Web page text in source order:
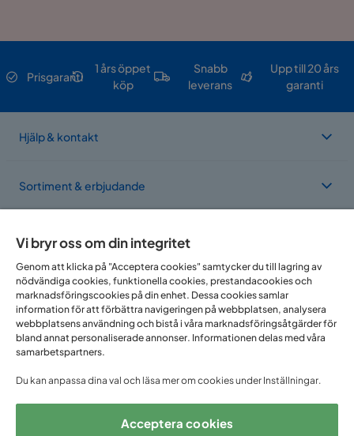
Prisgaranti
1 års öppet
köp
Snabb
leverans
Upp till 20 års
garanti
Hjälp & kontakt
Sortiment & erbjudande
Om Trademax
Vi finns i flera länder
Vi bryr oss om din integritet
Genom att klicka på "Acceptera cookies" samtycker du till lagring av
nödvändiga cookies, funktionella cookies, prestandacookies och
marknadsföringscookies på din enhet. Dessa cookies samlar
information för att förbättra navigeringen på webbplatsen, analysera
webbplatsens användning och bistå i våra marknadsföringsåtgärder för
bland annat personaliserade annonser. Informationen delas med våra
samarbetspartners.
Du kan anpassa dina val och läsa mer om cookies under Inställningar.
Acceptera cookies